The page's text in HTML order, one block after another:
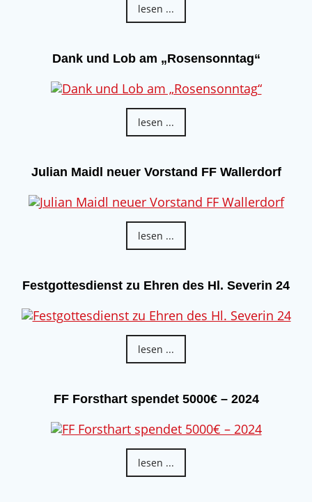
lesen ...
Dank und Lob am „Rosensonntag“
lesen ...
Julian Maidl neuer Vorstand FF Wallerdorf
lesen ...
Festgottesdienst zu Ehren des Hl. Severin 24
lesen ...
FF Forsthart spendet 5000€ – 2024
lesen ...